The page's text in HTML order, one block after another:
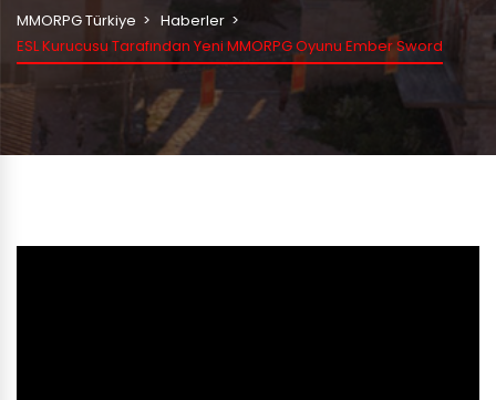
MMORPG Türkiye
Haberler
ESL Kurucusu Tarafından Yeni MMORPG Oyunu Ember Sword